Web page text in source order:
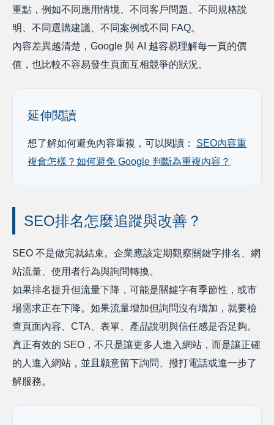
重點，例如不同應用情境、不同客戶問題、不同規格說
明、不同選購建議、不同案例或不同 FAQ。
內容差異越清楚，Google 與 AI 越容易理解每一頁的價
值，也比較不容易發生頁面互相競爭的狀況。
延伸閱讀
想了解如何避免內容重複，可以閱讀： SEO內容重
複會怎樣？如何避免 Google 判斷為重複內容？
SEO排名怎麼追蹤與改善？
SEO 不是做完就結束。企業應該定期觀察關鍵字排名、網
站流量、使用者行為與詢問轉換。
如果排名提升但流量下降，可能是關鍵字有季節性，或市
場需求正在下降。如果流量增加但詢問沒有增加，就要檢
查頁面內容、CTA、表單、產品說明與信任感是否足夠。
真正有效的 SEO，不只是讓更多人進入網站，而是讓正確
的人進入網站，並且願意留下詢問、撥打電話或進一步了
解服務。